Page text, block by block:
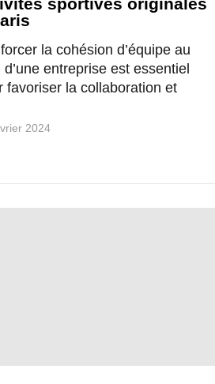
sportives originales
la cohésion d’équipe au
d’une entreprise est essentiel
favoriser la collaboration et
2024